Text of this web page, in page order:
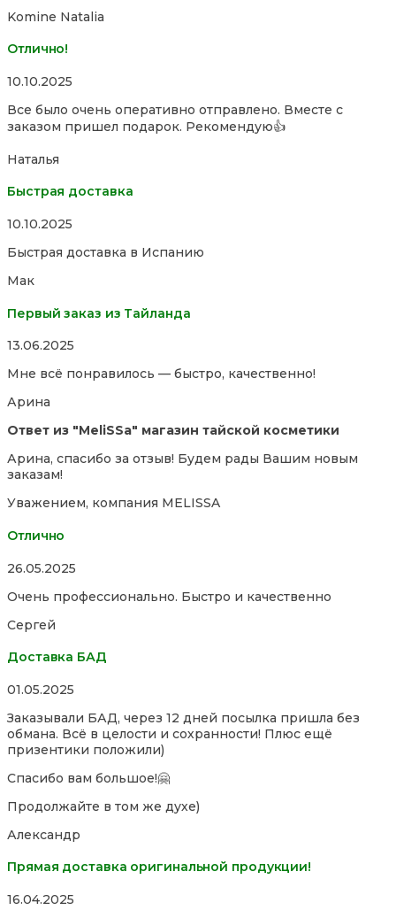
Komine Natalia
Отлично!
Rated
out
of
10.10.2025
Все было очень оперативно отправлено. Вместе с
заказом пришел подарок. Рекомендую👍
Наталья
Быстрая доставка
Rated
out
5
10.10.2025
Быстрая доставка в Испанию
Мак
Первый заказ из Тайланда
Rated
out
5
13.06.2025
Мне всё понравилось — быстро, качественно!
Арина
Ответ из "MeliSSa" магазин тайской косметики
Арина, спасибо за отзыв! Будем рады Вашим новым
заказам!
Уважением, компания MELISSA
Отлично
Rated
out
5
26.05.2025
Очень профессионально. Быстро и качественно
Сергей
Доставка БАД
Rated
out
of
5
01.05.2025
Заказывали БАД, через 12 дней посылка пришла без
обмана. Всё в целости и сохранности! Плюс ещё
призентики положили)
Спасибо вам большое!🤗
Продолжайте в том же духе)
Александр
Прямая доставка оригинальной продукции!
Rated
16.04.2025